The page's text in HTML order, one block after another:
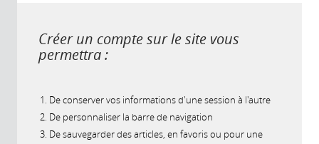
Créer un compte sur le site vous
permettra :
De conserver vos informations d'une session à l'autre
De personnaliser la barre de navigation
De sauvegarder des articles, en favoris ou pour une